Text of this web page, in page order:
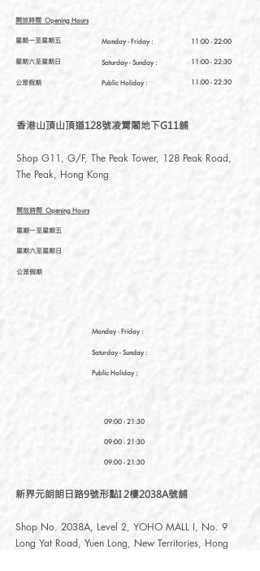
11:00 - 22:00
11:00 - 22:30
11:00 - 22:30
開放時間 Opening Hours
星期一至星期五
星期六至星期日
公眾假期
Monday - Friday :
Saturday- Sunday :
Public Holiday :
香港山頂山頂道128號凌霄閣地下G11舖
Shop G11, G/F, The Peak Tower, 128 Peak Road,
The Peak, Hong Kong
開放時間 Opening Hours
星期一至星期五
星期六至星期日
公眾假期
Monday - Friday :
Saturday- Sunday :
Public Holiday :
09:00 - 21:30
09:00 - 21:30
09:00 - 21:30
新界元朗朗日路9號形點I 2樓2038A號舖
Shop No. 2038A, Level 2, YOHO MALL I, No. 9
Long Yat Road, Yuen Long, New Territories, Hong